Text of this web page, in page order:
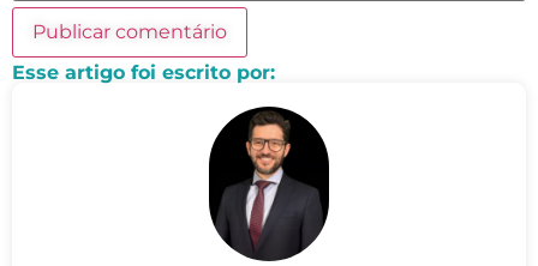
Esse artigo foi escrito por: